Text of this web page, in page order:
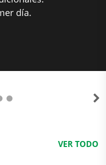
día.
VER TODO